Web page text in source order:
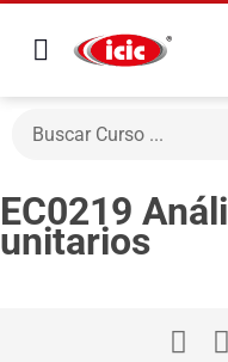
EC0219
unitarios